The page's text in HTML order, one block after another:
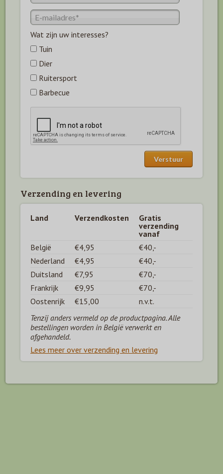
Wat zijn uw interesses?
Tuin
Dier
Ruitersport
Barbecue
Verzending en levering
Land Verzendkosten
Gratis
verzending
vanaf
België
€4,95
€40,-
Nederland
€4,95
€40,-
Duitsland
€7,95
€70,-
Frankrijk
€9,95
€70,-
Oostenrijk
€15,00
n.v.t.
Tenzij anders vermeld op de productpagina. Alle
bestellingen worden in België verwerkt en
afgehandeld.
Lees meer over verzending en levering